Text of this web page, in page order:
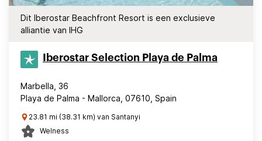
Dit Iberostar Beachfront Resort is een exclusieve
alliantie van IHG
Iberostar Selection​ Playa de Palma
Marbella, 36
Playa de Palma - Mallorca, 07610, Spain
23.81 mi (38.31 km) van Santanyi
Welness